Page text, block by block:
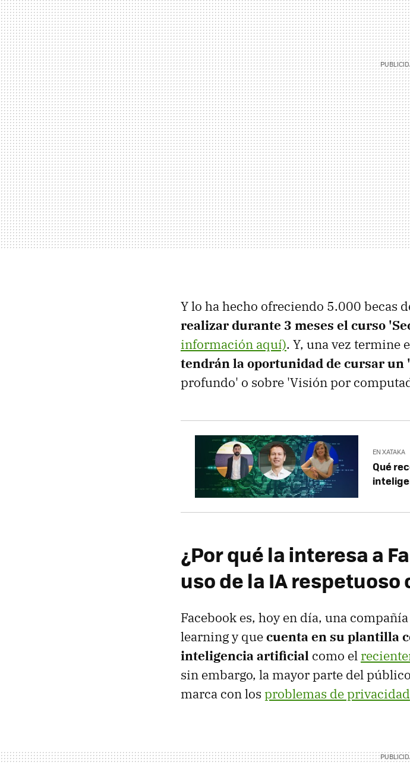
Y lo ha hecho ofreciendo 5.000 becas
realizar durante 3 meses el curso
información aquí). Y, una vez termine
tendrán la oportunidad de cursar un
profundo' o sobre 'Visión por
EN XATAKA
Qué
¿Por qué la interesa a
uso de la IA
Facebook es, hoy en día, una
learning y quecuenta en su plantilla
inteligencia artificial como el
sin embargo, la mayor parte del
marca con los problemas de privacidad